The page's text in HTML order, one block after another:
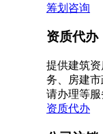
筹划咨询
资质代办
提供建筑
务、房建
请办理等服
资质代办